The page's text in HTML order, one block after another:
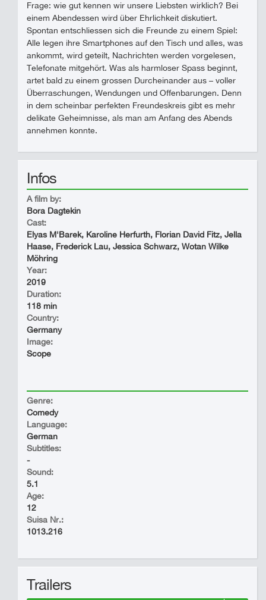
Frage: wie gut kennen wir unsere Liebsten wirklich? Bei
einem Abendessen wird über Ehrlichkeit diskutiert.
Spontan entschliessen sich die Freunde zu einem Spiel:
Alle legen ihre Smartphones auf den Tisch und alles, was
ankommt, wird geteilt, Nachrichten werden vorgelesen,
Telefonate mitgehört. Was als harmloser Spass beginnt,
artet bald zu einem grossen Durcheinander aus – voller
Überraschungen, Wendungen und Offenbarungen. Denn
in dem scheinbar perfekten Freundeskreis gibt es mehr
delikate Geheimnisse, als man am Anfang des Abends
annehmen konnte.
Infos
A film by:
Bora Dagtekin
Cast:
Elyas M'Barek, Karoline Herfurth, Florian David Fitz, Jella
Haase, Frederick Lau, Jessica Schwarz, Wotan Wilke
Möhring
Year:
2019
Duration:
118 min
Country:
Germany
Image:
Scope
Genre:
Comedy
Language:
German
Subtitles:
-
Sound:
5.1
Age:
12
Suisa Nr.:
1013.216
Trailers